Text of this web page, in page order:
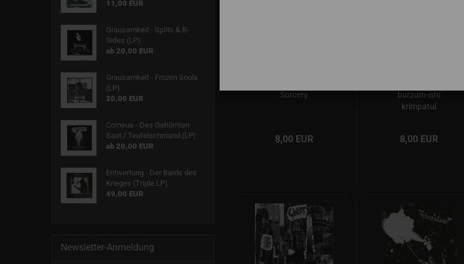
Sorcery
8,00 EUR
burzum-ishi
krimpatul
8,00 EUR
11,00 EUR
Grausamkeit - Splits & B-
Sides (LP)
ab 20,00 EUR
Grausamkeit - Frozen Souls
(LP)
20,00 EUR
Corneus - Des Gehörnten
Saat / Teufelschmand (LP)
ab 20,00 EUR
Entwertung - Der Barde des
Krieges (Triple LP)
49,00 EUR
Newsletter-Anmeldung